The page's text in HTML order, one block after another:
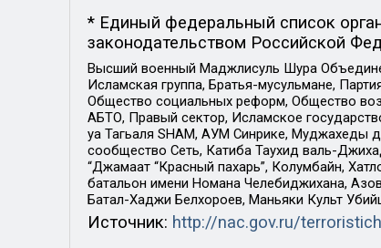
* Единый федеральный список
законодательством Российской
Высший военный Маджлисуль Шура
Исламская группа, Братья-мусульмане,
Общество социальных реформ, Общество
АБТО, Правый сектор, Исламское
уа Тагьаля SHAM, АУМ Синрике, Муджахеды
сообщество Сеть, Катиба Таухид валь-
“Джамаат “Красный пахарь”, Колумбайн,
батальон имени Номана Челебиджихана,
Батал-Хаджи Белхороев, Маньяки Культ
Источник: http://nac.gov.ru/